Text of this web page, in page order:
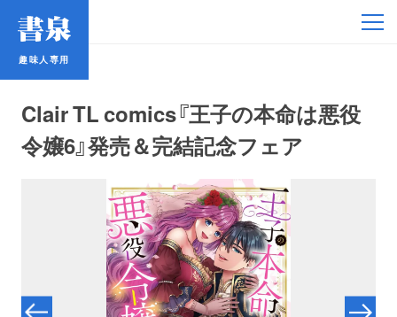
趣味人専用
Clair TL comics『王子の本命は悪役
令嬢6』発売＆完結記念フェア
趣味人専用
アイドル
鉄道・バス
コミック・ラノベ